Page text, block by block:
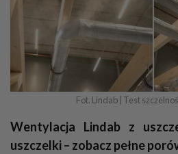
Fot. Lindab | Test
Wentylacja Lindab z
uszczelki – zobacz pełne